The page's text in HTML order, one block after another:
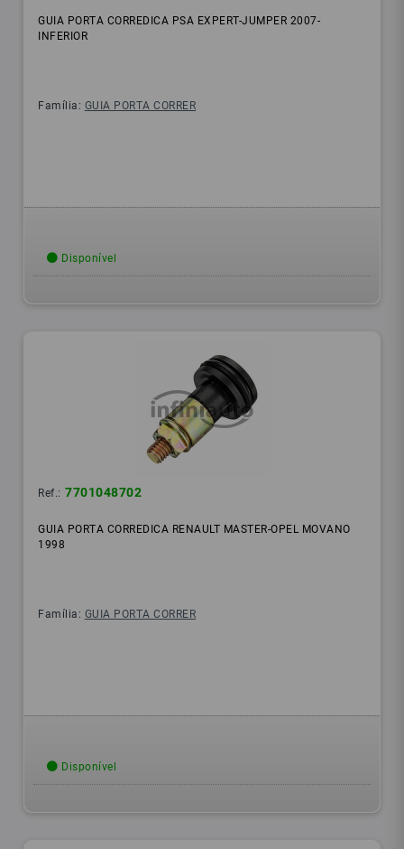
GUIA PORTA CORREDICA PSA EXPERT-JUMPER 2007-
INFERIOR
Família: GUIA PORTA CORRER
Disponível
Ref.: 7701048702
GUIA PORTA CORREDICA RENAULT MASTER-OPEL MOVANO
1998
Família: GUIA PORTA CORRER
Disponível